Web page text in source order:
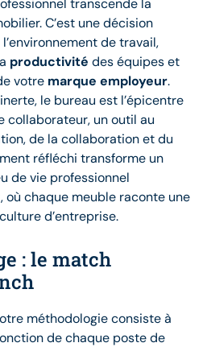
transcende la
C’est une décision
de travail,
productivité des équipes et
votre marque employeur.
le bureau est l’épicentre
collaborateur, un outil au
de la collaboration et du
réfléchi transforme un
de vie professionnel
chaque meuble raconte une
d’entreprise.
: le match
méthodologie consiste à
de chaque poste de